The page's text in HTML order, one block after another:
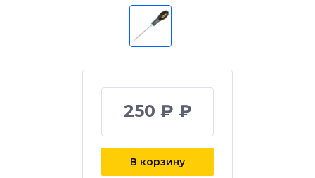
250 ₽ ₽
В корзину